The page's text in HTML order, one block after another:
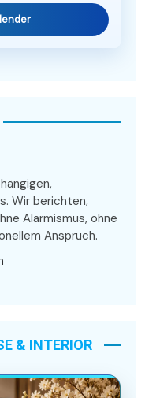
Wir berichten,
Alarmismus, ohne
Anspruch.
& INTERIOR